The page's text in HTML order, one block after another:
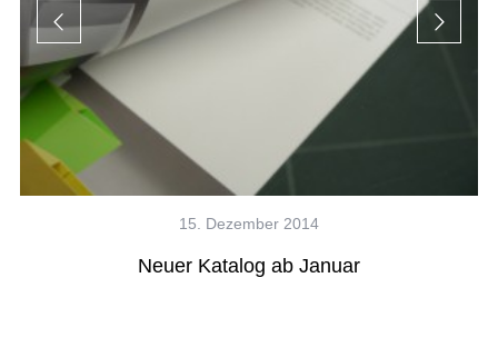
15. Dezember 2014
Neuer Katalog ab Januar